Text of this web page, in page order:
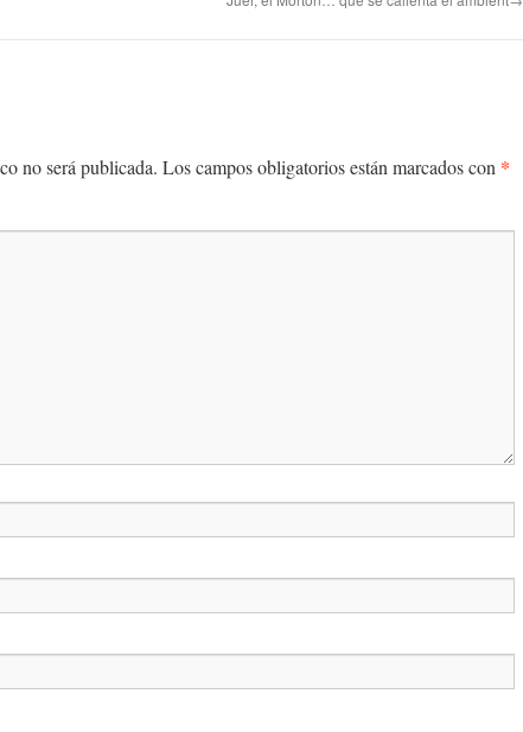
no será publicada. Los campos obligatorios están marcados con *